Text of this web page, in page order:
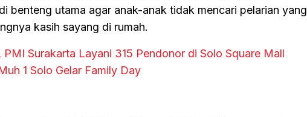
benteng utama agar anak-anak tidak mencari pelarian yang
kasih sayang di rumah.
Surakarta Layani 315 Pendonor di Solo Square Mall
1 Solo Gelar Family Day